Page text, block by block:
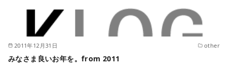
2011年12月31日 other
みなさま良いお年を。from 2011